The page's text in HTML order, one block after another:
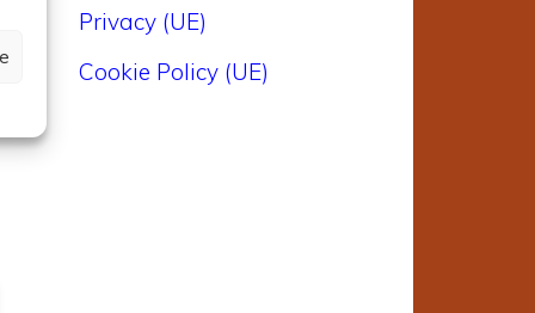
Privacy (UE)
Cookie Policy (UE)